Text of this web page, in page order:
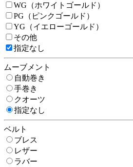
WG（ホワイトゴールド）
PG（ピンクゴールド）
YG（イエローゴールド）
その他
指定なし
ムーブメント
自動巻き
手巻き
クオーツ
指定なし
ベルト
ブレス
レザー
ラバー